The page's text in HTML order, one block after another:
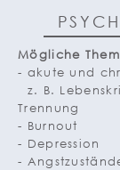
Mögliche
- akute und
z. B.
Trennung
- Burnout
- Depression
-